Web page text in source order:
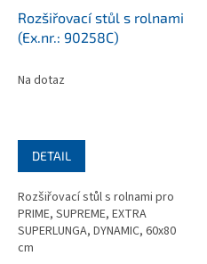
Rozšiřovací stůl s rolnami
(Ex.nr.: 90258C)
Na dotaz
DETAIL
Rozšiřovací stůl s rolnami pro
PRIME, SUPREME, EXTRA
SUPERLUNGA, DYNAMIC, 60x80
cm